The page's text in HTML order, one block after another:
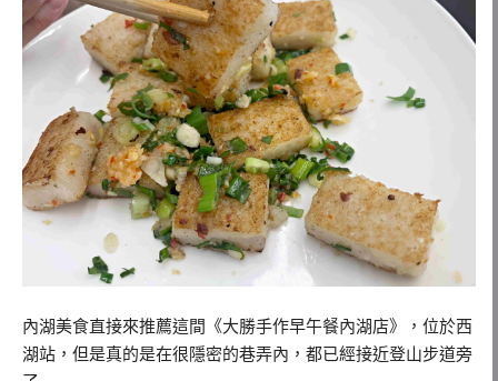
內湖美食直接來推薦這間《大勝手作早午餐內湖店》，位於西
湖站，但是真的是在很隱密的巷弄內，都已經接近登山步道旁